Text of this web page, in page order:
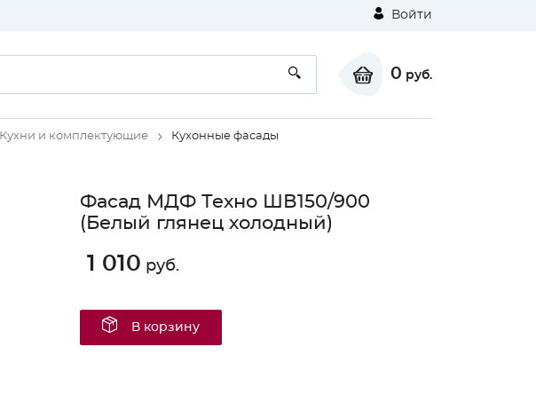
Войти
0 руб.
Кухни и комплектующие Кухонные фасады
Фасад МДФ Техно ШВ150/900
(Белый глянец холодный)
1 010 руб.
В корзину